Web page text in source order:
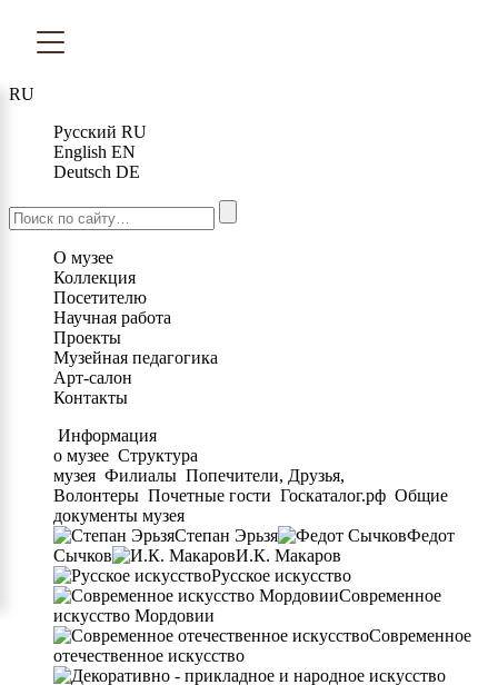
RU
Русский RU
English EN
Deutsch DE
О музее
Коллекция
Посетителю
Научная работа
Проекты
Музейная педагогика
Арт-салон
Контакты
Информация
о музее Структура
музея Филиалы Попечители, Друзья,
Волонтеры Почетные гости Госкаталог.рф Общие
документы музея
Степан Эрьзя
Федот
Сычков
И.К. Макаров
Русское искусство
Современное
искусство Мордовии
Современное
отечественное искусство